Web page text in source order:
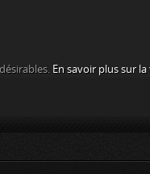
En savoir plus sur